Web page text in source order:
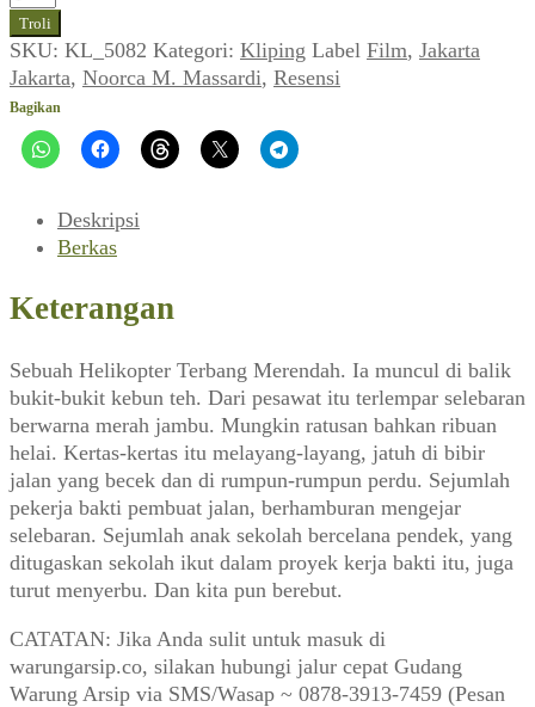
Noorca
M.
Massardi
~
Review
Film
(Jakarta-
Maret
1989)
Troli
SKU: KL_5082 Kategori: Kliping Label Film, Jakarta
Jakarta, Noorca M. Massardi, Resensi
Bagikan
Deskripsi
Berkas
Keterangan
Sebuah Helikopter Terbang Merendah. Ia muncul di balik
bukit-bukit kebun teh. Dari pesawat itu terlempar selebaran
berwarna merah jambu. Mungkin ratusan bahkan ribuan
helai. Kertas-kertas itu melayang-layang, jatuh di bibir
jalan yang becek dan di rumpun-rumpun perdu. Sejumlah
pekerja bakti pembuat jalan, berhamburan mengejar
selebaran. Sejumlah anak sekolah bercelana pendek, yang
ditugaskan sekolah ikut dalam proyek kerja bakti itu, juga
turut menyerbu. Dan kita pun berebut.
CATATAN: Jika Anda sulit untuk masuk di
warungarsip.co, silakan hubungi jalur cepat Gudang
Warung Arsip via SMS/Wasap ~ 0878-3913-7459 (Pesan